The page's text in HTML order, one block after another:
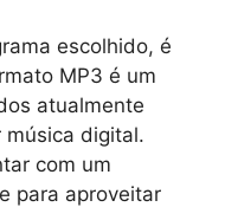
escolhido, é
MP3 é um
atualmente
música digital.
com um
para aproveitar